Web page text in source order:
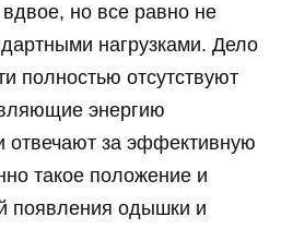
но все равно не
нагрузками. Дело
полностью отсутствуют
энергию
отвечают за эффективную
такое положение и
появления одышки и